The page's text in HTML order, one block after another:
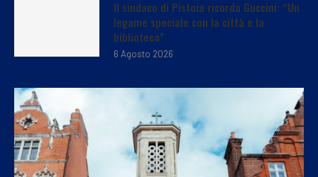
Il sindaco di Pistoia ricorda Guccini: “Un
legame speciale con la città e la
biblioteca”
6 Agosto 2026